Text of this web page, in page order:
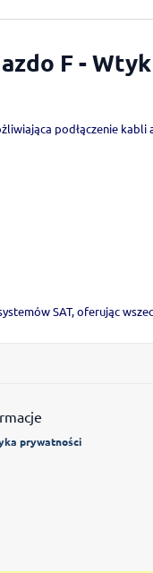
F -
podłączenie kabli
SAT, oferując
prywatności